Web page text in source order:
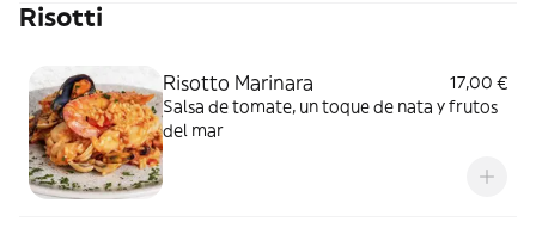
Risotti
Risotto Marinara
17,00 €
Salsa de tomate, un toque de nata y frutos
del mar